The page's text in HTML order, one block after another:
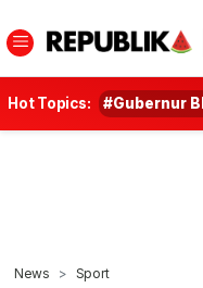
Hot Topics: #Gubernur
News Sport